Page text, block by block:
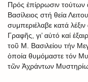
Πρός ἐπίρρωσιν
Βασίλειος στή θεία
συμπεριέλαβε κατά
Γραφῆς, γι’ αὐτό καί
τοῦ Μ. Βασιλείου τήν
ὁποία θυμόμαστε τόν
τῶν Ἀχράντων